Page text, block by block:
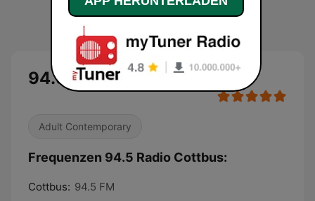
94.5 Radio Cottbus Live
Adult Contemporary
Frequenzen 94.5 Radio Cottbus:
Cottbus: 94.5 FM